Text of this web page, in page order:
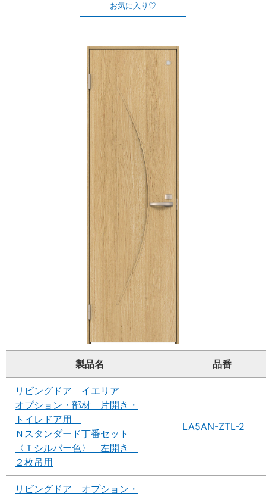
お気に入り
製品名 品番
リビングドア イエリア
オプション・部材 片開き・
トイレドア用
Ｎスタンダード丁番セット
〈Ｔシルバー色〉 左開き
２枚吊用
LA5AN-ZTL-2
リビングドア オプション・